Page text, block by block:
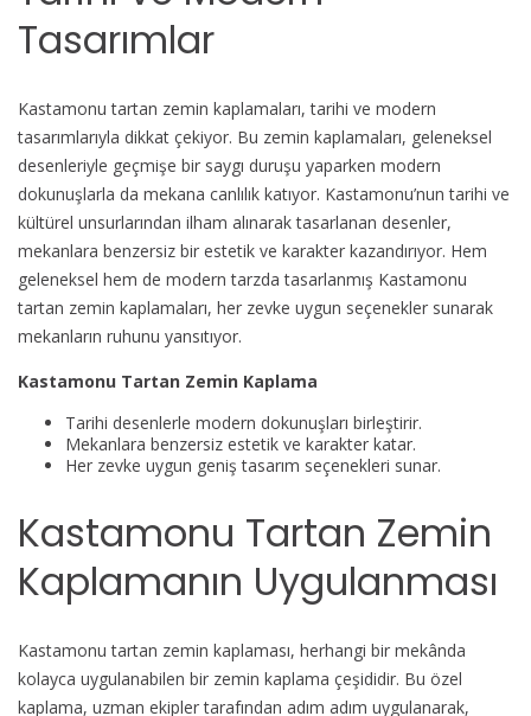
Tasarımlar
Kastamonu tartan zemin kaplamaları, tarihi ve modern
tasarımlarıyla dikkat çekiyor. Bu zemin kaplamaları, geleneksel
desenleriyle geçmişe bir saygı duruşu yaparken modern
dokunuşlarla da mekana canlılık katıyor. Kastamonu’nun tarihi ve
kültürel unsurlarından ilham alınarak tasarlanan desenler,
mekanlara benzersiz bir estetik ve karakter kazandırıyor. Hem
geleneksel hem de modern tarzda tasarlanmış Kastamonu
tartan zemin kaplamaları, her zevke uygun seçenekler sunarak
mekanların ruhunu yansıtıyor.
Kastamonu Tartan Zemin Kaplama
Tarihi desenlerle modern dokunuşları birleştirir.
Mekanlara benzersiz estetik ve karakter katar.
Her zevke uygun geniş tasarım seçenekleri sunar.
Kastamonu Tartan Zemin
Kaplamanın Uygulanması
Kastamonu tartan zemin kaplaması, herhangi bir mekânda
kolayca uygulanabilen bir zemin kaplama çeşididir. Bu özel
kaplama, uzman ekipler tarafından adım adım uygulanarak,